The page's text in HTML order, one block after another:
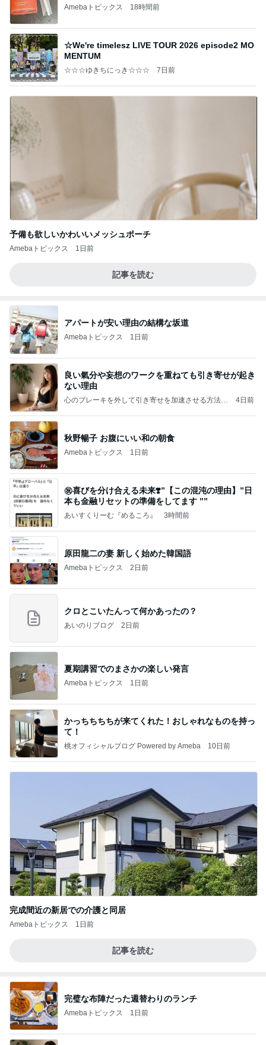
Amebaトピックス 18時間前
☆We're timelesz LIVE TOUR 2026 episode2 MO
MENTUM
☆☆☆ゆきちにっき☆☆☆ 7日前
予備も欲しいかわいいメッシュポーチ
Amebaトピックス 1日前
記事を読む
アパートが安い理由の結構な坂道
Amebaトピックス 1日前
良い氣分や妄想のワークを重ねても引き寄せが起き
ない理由
心のブレーキを外して引き寄せを加速させる方法：
4日前
秋野暢子 お腹にいい和の朝食
Amebaトピックス 1日前
㊗️喜びを分け合える未来❣️”【この混沌の理由】”⽇
本も⾦融リセットの準備をしてます ””
あいすくりーむ『めるころ』 3時間前
原田龍二の妻 新しく始めた韓国語
Amebaトピックス 2日前
クロとこいたんって何かあったの？
あいのりブログ 2日前
夏期講習でのまさかの楽しい発言
Amebaトピックス 1日前
かっちちちちが来てくれた！おしゃれなものを持っ
て！
桃オフィシャルブログ Powered by Ameba 10日前
完成間近の新居での介護と同居
Amebaトピックス 1日前
記事を読む
完璧な布陣だった週替わりのランチ
Amebaトピックス 1日前